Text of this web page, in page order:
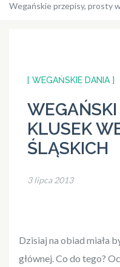
Wegańskie przepisy, prosty
[ WEGAŃSKIE DANIA ]
KLUSEK
ŚLĄSKICH
3 lipca 2013
Dzisiaj na obiad miała
głównej. Co do tego?